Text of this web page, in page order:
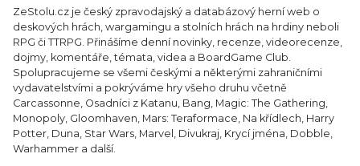
ZeStolu.cz je český zpravodajský a databázový herní web o
deskových hrách, wargamingu a stolních hrách na hrdiny neboli
RPG či TTRPG. Přinášíme denní novinky, recenze, videorecenze,
dojmy, komentáře, témata, videa a BoardGame Club.
Spolupracujeme se všemi českými a některými zahraničními
vydavatelstvími a pokrýváme hry všeho druhu včetně
Carcassonne, Osadníci z Katanu, Bang, Magic: The Gathering,
Monopoly, Gloomhaven, Mars: Teraformace, Na křídlech, Harry
Potter, Duna, Star Wars, Marvel, Divukraj, Krycí jména, Dobble,
Warhammer a další.